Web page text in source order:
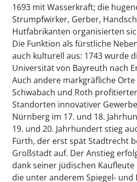
1693 mit Wasserkraft; die
Strumpfwirker, Gerber,
Hutfabrikanten organisierten
Die Funktion als fürstliche
auch kulturell aus: 1743 wurde
Universität von Bayreuth nach
Auch andere markgräfliche Orte
Schwabach und Roth
Standorten innovativer
Nürnberg im 17. und 18.
19. und 20. Jahrhundert stieg
Fürth, der erst spät Stadtrecht
Großstadt auf. Der Anstieg
dank seiner jüdischen
die unter anderem Spiegel- und